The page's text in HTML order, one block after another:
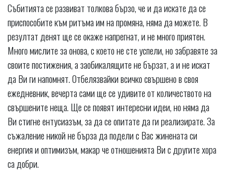
Събитията се развиват толкова бързо, че и да искате да се
приспособите към ритъма им на промяна, няма да можете. В
резултат денят ще се окаже напрегнат, и не много приятен.
Много мислите за онова, с което не сте успели, но забравяте за
своите постижения, а заобикалящите не бързат, а и не искат
да Ви ги напомнят. Отбелязвайки всичко свършено в своя
ежедневник, вечерта сами ще се удивите от количеството на
свършените неща. Ще се появят интересни идеи, но няма да
Ви стигне ентусиазъм, за да се опитате да ги реализирате. За
съжаление никой не бърза да подели с Вас жинената си
енергия и оптимизъм, макар че отношенията Ви с другите хора
са добри.